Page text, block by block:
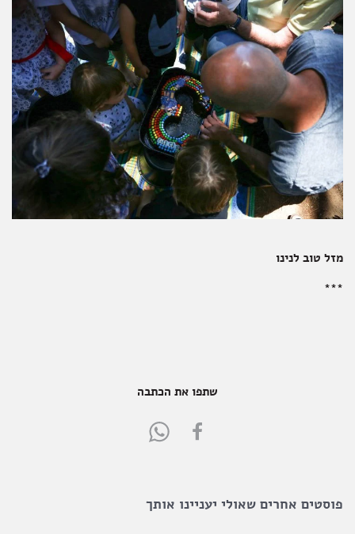
מזל טוב לנינו
***
שתפו את הכתבה
Share
Share
in
פוסטים אחרים שאולי יעניינו אותך